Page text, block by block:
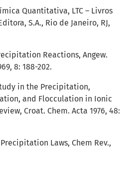
Quantitativa, LTC – Livros
S.A., Rio de Janeiro, RJ,
Reactions, Angew.
8: 188-202.
in the Precipitation,
and Flocculation in Ionic
Croat. Chem. Acta 1976, 48:
Laws, Chem Rev.,